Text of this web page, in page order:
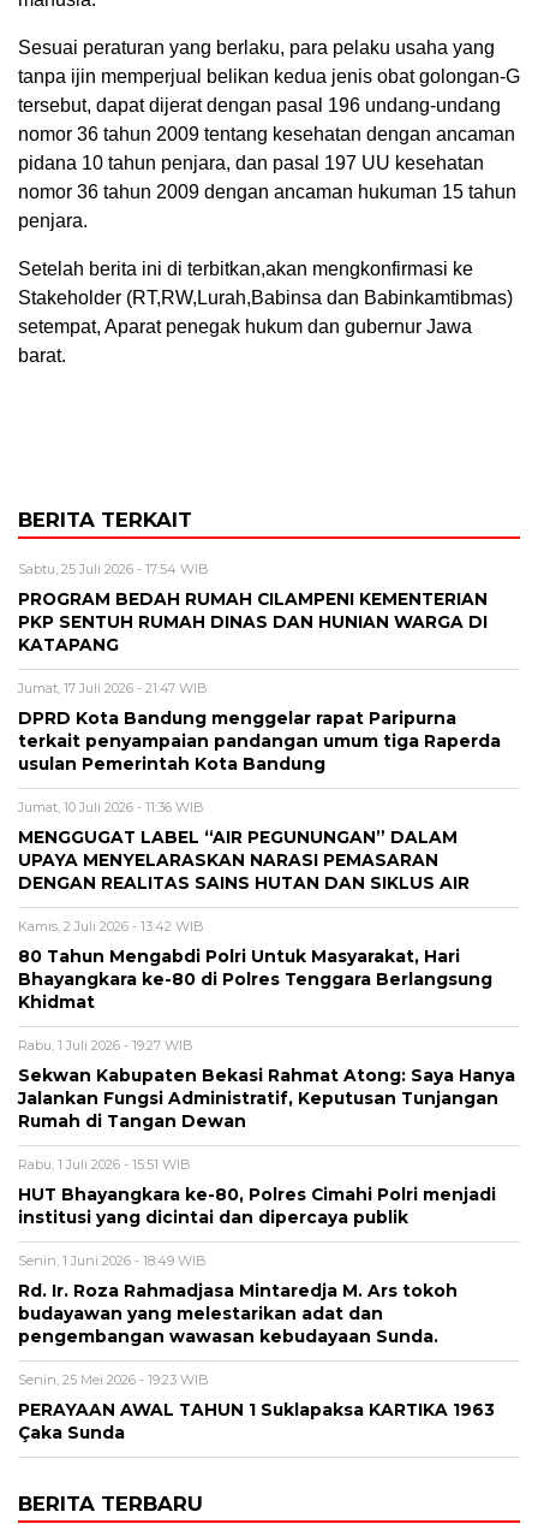
Sesuai peraturan yang berlaku, para pelaku usaha yang
tanpa ijin memperjual belikan kedua jenis obat golongan-G
tersebut, dapat dijerat dengan pasal 196 undang-undang
nomor 36 tahun 2009 tentang kesehatan dengan ancaman
pidana 10 tahun penjara, dan pasal 197 UU kesehatan
nomor 36 tahun 2009 dengan ancaman hukuman 15 tahun
penjara.
Setelah berita ini di terbitkan,akan mengkonfirmasi ke
Stakeholder (RT,RW,Lurah,Babinsa dan Babinkamtibmas)
setempat, Aparat penegak hukum dan gubernur Jawa
barat.
BERITA TERKAIT
Sabtu, 25 Juli 2026 - 17:54 WIB
PROGRAM BEDAH RUMAH CILAMPENI KEMENTERIAN
PKP SENTUH RUMAH DINAS DAN HUNIAN WARGA DI
KATAPANG
Jumat, 17 Juli 2026 - 21:47 WIB
DPRD Kota Bandung menggelar rapat Paripurna
terkait penyampaian pandangan umum tiga Raperda
usulan Pemerintah Kota Bandung
Jumat, 10 Juli 2026 - 11:36 WIB
MENGGUGAT LABEL “AIR PEGUNUNGAN” DALAM
UPAYA MENYELARASKAN NARASI PEMASARAN
DENGAN REALITAS SAINS HUTAN DAN SIKLUS AIR
Kamis, 2 Juli 2026 - 13:42 WIB
80 Tahun Mengabdi Polri Untuk Masyarakat, Hari
Bhayangkara ke-80 di Polres Tenggara Berlangsung
Khidmat
Rabu, 1 Juli 2026 - 19:27 WIB
Sekwan Kabupaten Bekasi Rahmat Atong: Saya Hanya
Jalankan Fungsi Administratif, Keputusan Tunjangan
Rumah di Tangan Dewan
Rabu, 1 Juli 2026 - 15:51 WIB
HUT Bhayangkara ke-80, Polres Cimahi Polri menjadi
institusi yang dicintai dan dipercaya publik
Senin, 1 Juni 2026 - 18:49 WIB
Rd. Ir. Roza Rahmadjasa Mintaredja M. Ars tokoh
budayawan yang melestarikan adat dan
pengembangan wawasan kebudayaan Sunda.
Senin, 25 Mei 2026 - 19:23 WIB
PERAYAAN AWAL TAHUN 1 Suklapaksa KARTIKA 1963
Çaka Sunda
BERITA TERBARU